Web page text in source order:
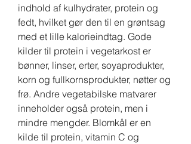
indhold af kulhydrater, protein og
fedt, hvilket gør den til en grøntsag
med et lille kalorieindtag. Gode
kilder til protein i vegetarkost er
bønner, linser, erter, soyaprodukter,
korn og fullkornsprodukter, nøtter og
frø. Andre vegetabilske matvarer
inneholder også protein, men i
mindre mengder. Blomkål er en
kilde til protein, vitamin C og